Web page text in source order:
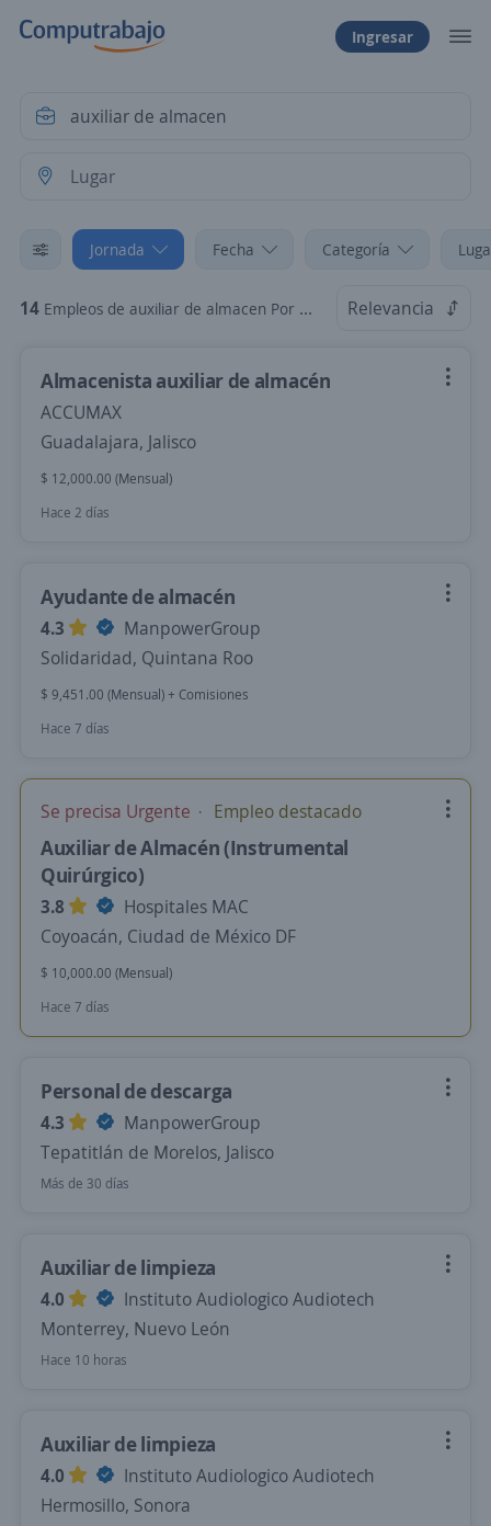
Ingresar
Jornada Fecha Categoría
14 Empleos de auxiliar de almacen Por Horas Relevancia
Almacenista auxiliar de almacén
ACCUMAX
Guadalajara, Jalisco
$ 12,000.00 (Mensual)
Hace 2 días
Ayudante de almacén
4.3
ManpowerGroup
Solidaridad, Quintana Roo
$ 9,451.00 (Mensual) + Comisiones
Hace 7 días
Se precisa Urgente Empleo destacado
Auxiliar de Almacén (Instrumental
Quirúrgico)
3.8
Hospitales MAC
Coyoacán, Ciudad de México DF
$ 10,000.00 (Mensual)
Hace 7 días
Personal de descarga
4.3
ManpowerGroup
Tepatitlán de Morelos, Jalisco
Más de 30 días
Auxiliar de limpieza
4.0
Instituto Audiologico Audiotech
Monterrey, Nuevo León
Hace 10 horas
Auxiliar de limpieza
4.0
Instituto Audiologico Audiotech
Hermosillo, Sonora